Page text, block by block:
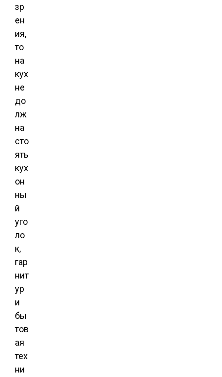
зр
ен
ия,
то
на
кух
не
до
лж
на
сто
ять
кух
он
ны
й
уго
ло
к,
гар
нит
ур
и
бы
тов
ая
тех
ни